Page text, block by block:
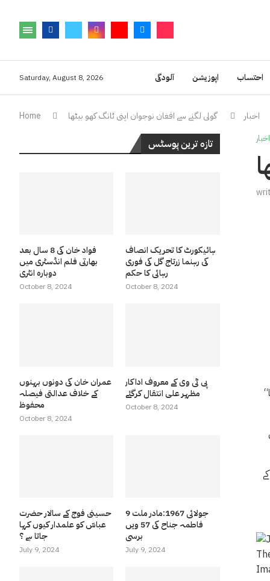
Saturday, August 8, 2026 آلودگی اپوزیشن احتساب
Home اخبار گولی لگنے سے افغان نوجوان اپنی ٹانگ کھو بیٹھا
اخبار
“میں 19 سال کا ہوں اور ہائی اسکول کا گریجویٹ بھی ہوں لیکن بدقسمتی سے گھر پر بیکار بیٹھا ہوں اور تباہ کن جنگ کی وجہ سے کچھ نہیں کر سکا
تازہ ترین پوسٹس
فواد خان کی 8 سال بعد
بھارتی فلم انڈسٹری میں
دوبارہ انٹری
October 8, 2024
ہائیکورٹ کا تحریک انصاف
کی رہنما زرتاج گل کی فوری
رہائی کا حکم
October 8, 2024
عمران خان کی دونوں بہنوں
کے خلاف عدالتی فیصلہ
محفوظ
October 8, 2024
پی ٹی وی کے معروف اداکار
مظہر علی انتقال کرگئے
October 8, 2024
حسینی فوج کے سالار حضرت
عباسّ کو علمدار کیوں کہا
جاتا ہے ؟
July 9, 2024
9 جولائی 1967:مادر ملت
فاطمہ جناح کی 57 ویں
برسی
July 9, 2024